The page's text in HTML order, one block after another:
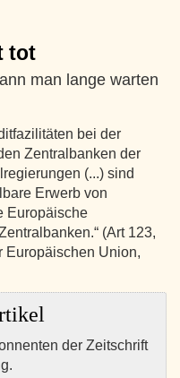
tot
man lange warten
bei der
Zentralbanken der
(...) sind
Erwerb von
Europäische
(Art 123,
Europäischen Union,
der Zeitschrift